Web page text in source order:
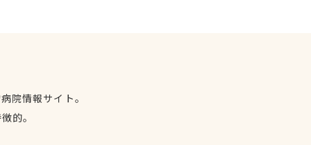
院情報サイト。
的。